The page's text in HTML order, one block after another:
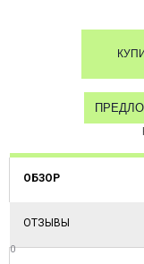
ОБЗОР
ОТЗЫВЫ
0